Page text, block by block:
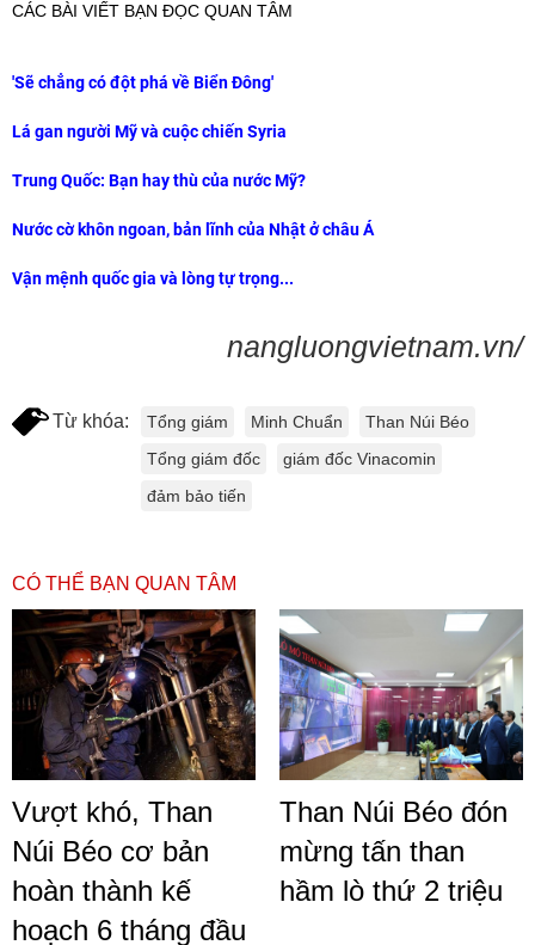
CÁC BÀI VIẾT BẠN ĐỌC QUAN TÂM
'Sẽ chẳng có đột phá về Biển Đông'
Lá gan người Mỹ và cuộc chiến Syria
Trung Quốc: Bạn hay thù của nước Mỹ?
Nước cờ khôn ngoan, bản lĩnh của Nhật ở châu Á
Vận mệnh quốc gia và lòng tự trọng...
nangluongvietnam.vn/
Từ khóa: Tổng giám Minh Chuẩn
Than Núi Béo
Tổng giám đốc
giám đốc Vinacomin
đảm bảo tiến
CÓ THỂ BẠN QUAN TÂM
Vượt khó, Than
Núi Béo cơ bản
hoàn thành kế
hoạch 6 tháng đầu
Than Núi Béo đón
mừng tấn than
hầm lò thứ 2 triệu